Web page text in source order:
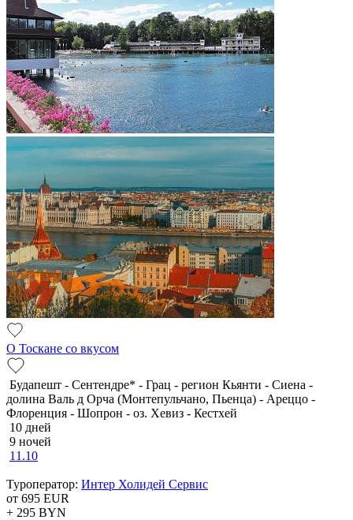
О Тоскане со вкусом
Будапешт - Сентендре* - Грац - регион Кьянти - Сиена -
долина Валь д Орча (Монтепульчано, Пьенца) - Ареццо -
Флоренция - Шопрон - оз. Хевиз - Кестхей
10 дней
9 ночей
11.10
Туроператор: Интер Холидей Сервис
от 695 EUR
+ 295 BYN